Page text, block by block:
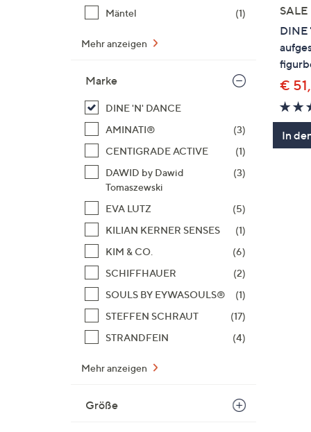
Mäntel
(1)
Mehr anzeigen
Marke
DINE 'N' DANCE
AMINATI®
(3)
CENTIGRADE ACTIVE
(1)
DAWID by Dawid
Tomaszewski
(3)
EVA LUTZ
(5)
KILIAN KERNER SENSES
(1)
KIM & CO.
(6)
SCHIFFHAUER
(2)
SOULS BY EYWASOULS®
(1)
STEFFEN SCHRAUT
(17)
STRANDFEIN
(4)
Mehr anzeigen
Größe
SALE
DINE
€
In